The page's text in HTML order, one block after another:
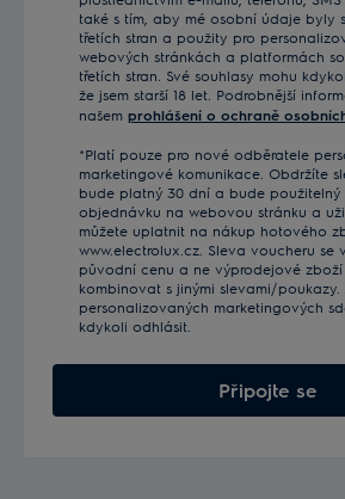
také s tím, aby mé osobní údaje byly
třetích stran a použity pro
webových stránkách a platformách
třetích stran. Své souhlasy mohu
že jsem starší 18 let. Podrobnější
našem prohlášení o ochraně
*Platí pouze pro nové odběratele
marketingové komunikace. Obdržíte
bude platný 30 dní a bude použitelný
objednávku na webovou stránku a
můžete uplatnit na nákup hotového
www.electrolux.cz. Sleva voucheru se
původní cenu a ne výprodejové
kombinovat s jinými slevami/poukazy.
personalizovaných marketingových
kdykoli odhlásit.
Připojte se